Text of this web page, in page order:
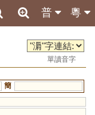
粵
普
單讀音字
簡